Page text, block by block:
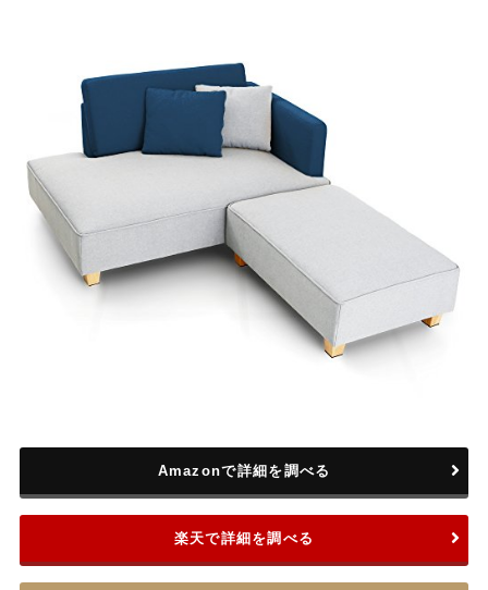
Amazonで詳細を調べる
楽天で詳細を調べる